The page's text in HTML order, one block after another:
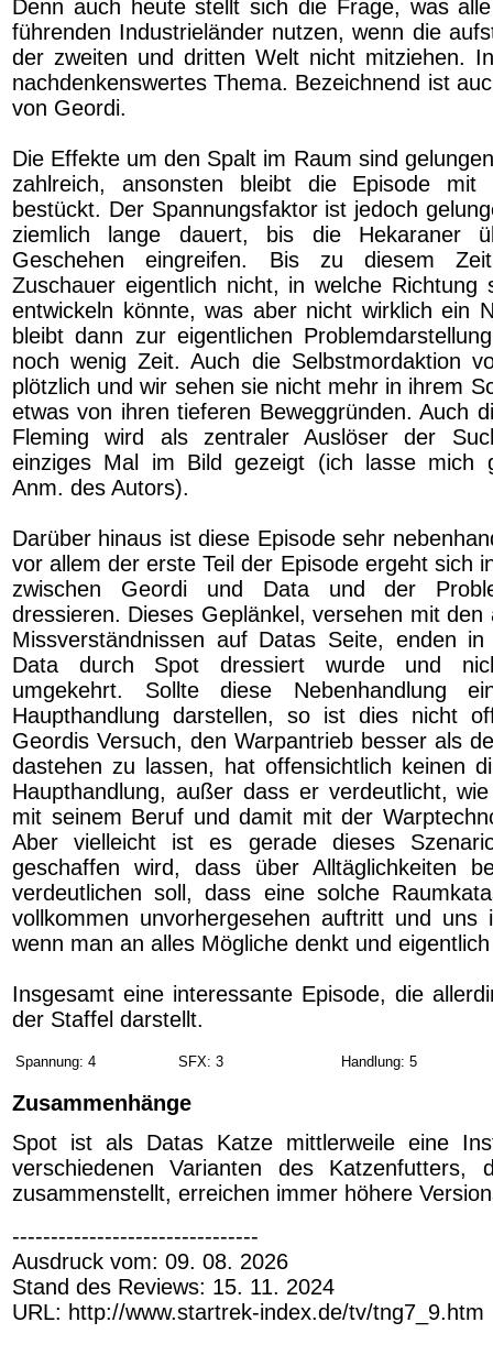
Denn auch heute stellt sich die Frage, was
führenden Industrieländer nutzen, wenn die
der zweiten und dritten Welt nicht mitziehen.
nachdenkenswertes Thema. Bezeichnend ist
von Geordi.
Die Effekte um den Spalt im Raum sind
zahlreich, ansonsten bleibt die Episode mit
bestückt. Der Spannungsfaktor ist jedoch
ziemlich lange dauert, bis die Hekaraner
Geschehen eingreifen. Bis zu diesem
Zuschauer eigentlich nicht, in welche Richtung
entwickeln könnte, was aber nicht wirklich ein
bleibt dann zur eigentlichen
noch wenig Zeit. Auch die Selbstmordaktion
plötzlich und wir sehen sie nicht mehr in ihrem
etwas von ihren tieferen Beweggründen. Auch
Fleming wird als zentraler Auslöser der
einziges Mal im Bild gezeigt (ich lasse mich
Anm. des Autors).
Darüber hinaus ist diese Episode sehr
vor allem der erste Teil der Episode ergeht sich
zwischen Geordi und Data und der
dressieren. Dieses Geplänkel, versehen mit den
Missverständnissen auf Datas Seite, enden
Data durch Spot dressiert wurde und
umgekehrt. Sollte diese Nebenhandlung
Haupthandlung darstellen, so ist dies nicht
Geordis Versuch, den Warpantrieb besser als
dastehen zu lassen, hat offensichtlich keinen
Haupthandlung, außer dass er verdeutlicht,
mit seinem Beruf und damit mit der
Aber vielleicht ist es gerade dieses
geschaffen wird, dass über Alltäglichkeiten
verdeutlichen soll, dass eine solche
vollkommen unvorhergesehen auftritt und uns
wenn man an alles Mögliche denkt und
Insgesamt eine interessante Episode, die
der Staffel darstellt.
Spannung: 4 SFX: 3 Handlung: 5
Zusammenhänge
Spot ist als Datas Katze mittlerweile eine
verschiedenen Varianten des
zusammenstellt, erreichen immer höhere
--------------------------------
Ausdruck vom: 09. 08. 2026
Stand des Reviews: 15. 11. 2024
URL: http://www.startrek-index.de/tv/tng7_9.htm